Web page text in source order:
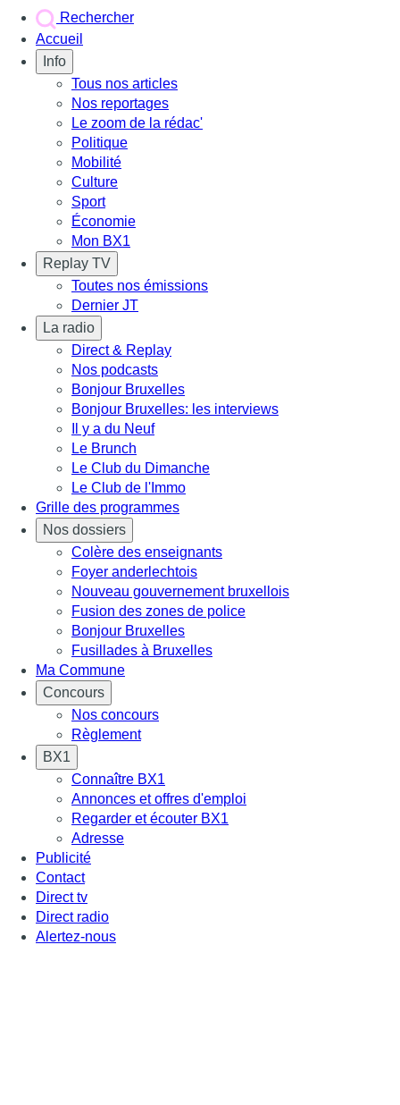
Rechercher
Accueil
Info
Tous nos articles
Nos reportages
Le zoom de la rédac'
Politique
Mobilité
Culture
Sport
Économie
Mon BX1
Replay TV
Toutes nos émissions
Dernier JT
La radio
Direct & Replay
Nos podcasts
Bonjour Bruxelles
Bonjour Bruxelles: les interviews
Il y a du Neuf
Le Brunch
Le Club du Dimanche
Le Club de l'Immo
Grille des programmes
Nos dossiers
Colère des enseignants
Foyer anderlechtois
Nouveau gouvernement bruxellois
Fusion des zones de police
Bonjour Bruxelles
Fusillades à Bruxelles
Ma Commune
Concours
Nos concours
Règlement
BX1
Connaître BX1
Annonces et offres d'emploi
Regarder et écouter BX1
Adresse
Publicité
Contact
Direct tv
Direct radio
Alertez-nous